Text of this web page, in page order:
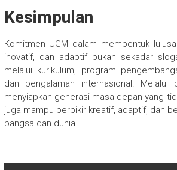
Kesimpulan
Komitmen UGM dalam membentuk
inovatif, dan adaptif bukan sekadar
melalui kurikulum, program
dan pengalaman internasional. Melalui
menyiapkan generasi masa depan yang
juga mampu berpikir kreatif, adaptif, dan
bangsa dan dunia.